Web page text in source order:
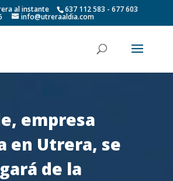
al instante 637 112 583 - 677 603
info@utreraaldia.com
empresa
en Utrera, se
de la